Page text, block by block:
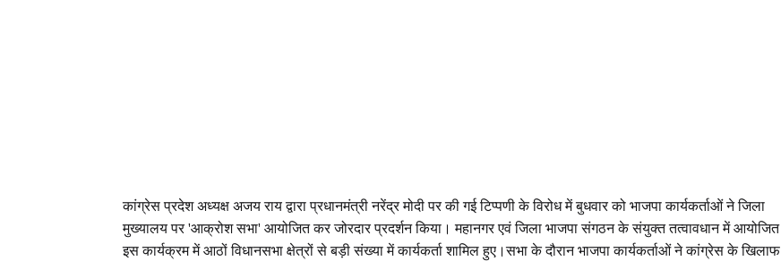
कांग्रेस प्रदेश अध्यक्ष अजय राय द्वारा प्रधानमंत्री नरेंद्र मोदी पर की गई टिप्पणी के विरोध में बुधवार को भाजपा कार्यकर्ताओं ने जिला
मुख्यालय पर 'आक्रोश सभा' आयोजित कर जोरदार प्रदर्शन किया। महानगर एवं जिला भाजपा संगठन के संयुक्त तत्वावधान में आयोजित
इस कार्यक्रम में आठों विधानसभा क्षेत्रों से बड़ी संख्या में कार्यकर्ता शामिल हुए।सभा के दौरान भाजपा कार्यकर्ताओं ने कांग्रेस के खिलाफ